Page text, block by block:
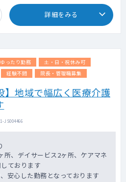
テ：電子カルテ
健類型：超強化型
種別：入所定員：150名、通所定員：
っております。
詳細をみる
ゆったり勤務
土・日・祝休み可
経験不問 院長・管理職募集
】地域で幅広く医療介護
JS004466
、デイサービス2ヶ所、ケアマネ
ております
安心した勤務となっております